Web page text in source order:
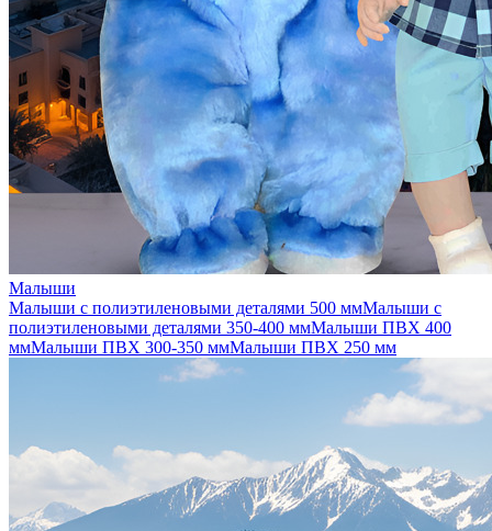
Малыши
Малыши с полиэтиленовыми деталями 500 ммМалыши с
полиэтиленовыми деталями 350-400 ммМалыши ПВХ 400
ммМалыши ПВХ 300-350 ммМалыши ПВХ 250 мм